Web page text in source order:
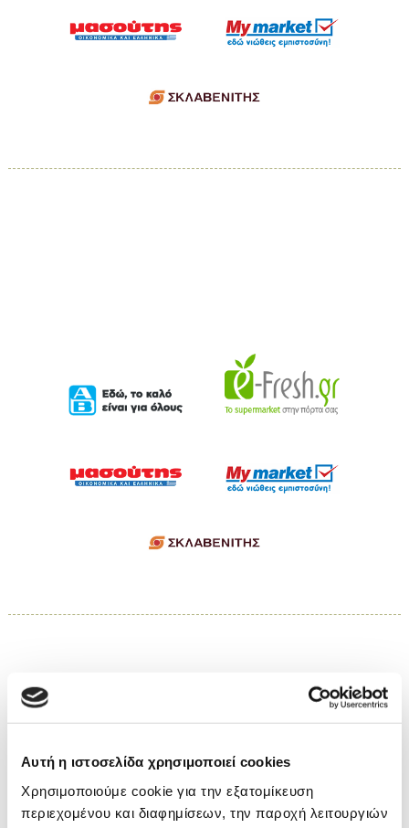
Αυτή η ιστοσελίδα χρησιμοποιεί cookies
Χρησιμοποιούμε cookie για την εξατομίκευση
περιεχομένου και διαφημίσεων, την παροχή λειτουργιών